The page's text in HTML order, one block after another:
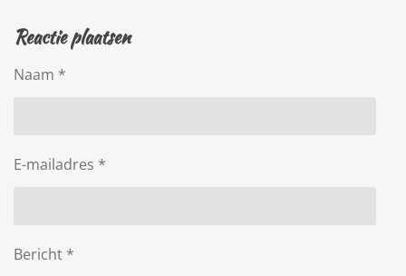
e
n
l
r
e
e
n
Reactie plaatsen
Naam *
E-mailadres *
Bericht *